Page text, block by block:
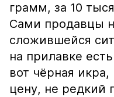
грамм, за 10
Сами продавцы
сложившейся
на прилавке
вот чёрная
цену, не редкий